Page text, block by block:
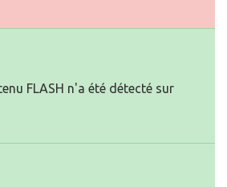
FLASH n'a été détecté sur